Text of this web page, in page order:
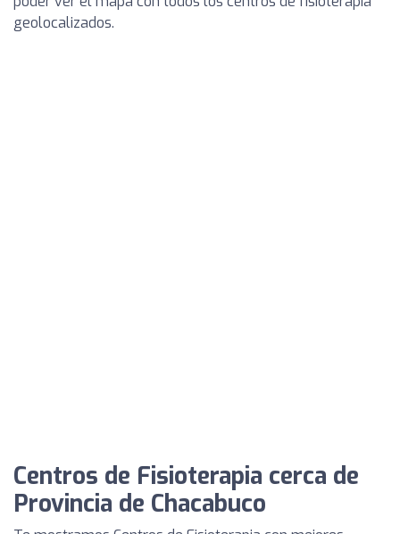
geolocalizados.
Centros de Fisioterapia cerca de
Provincia de Chacabuco